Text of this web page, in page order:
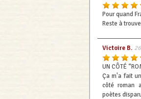
Pour quand
Reste à
Victoire B.
UN CÔTÉ
Ça m'a fait
côté roman
poètes